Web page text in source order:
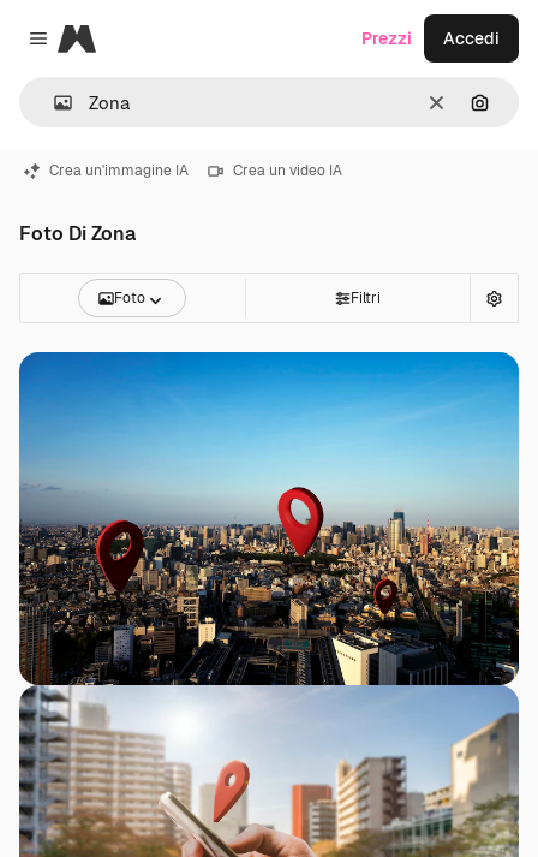
Close menu
Magnific
CancellaCerca
Prezzi Accedi
Crea un'immagine IA Crea un video IA
Foto Di Zona
Foto Filtri